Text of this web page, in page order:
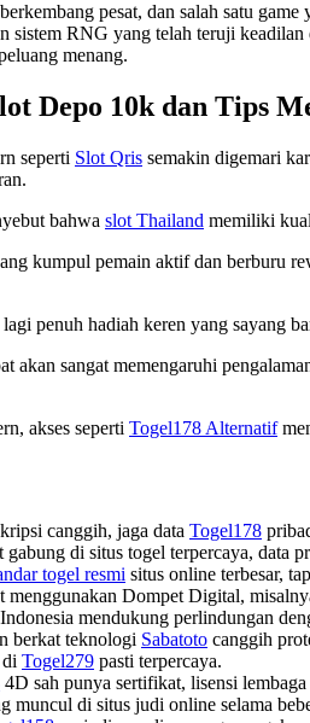
pesat, dan salah satu
sistem RNG yang telah teruji
menang.
Depo 10k dan Tips
seperti Slot Qris semakin digemari
bahwa slot Thailand memiliki
kumpul pemain aktif dan berburu
penuh hadiah keren yang sayang
akan sangat memengaruhi
akses seperti Togel178 Alternatif
canggih, jaga data Togel178
gabung di situs togel terpercaya, data
togel resmi situs online terbesar,
menggunakan Dompet Digital,
mendukung perlindungan
berkat teknologi Sabatoto canggih
Togel279 pasti terpercaya.
4D sah punya sertifikat, lisensi
muncul di situs judi online selama